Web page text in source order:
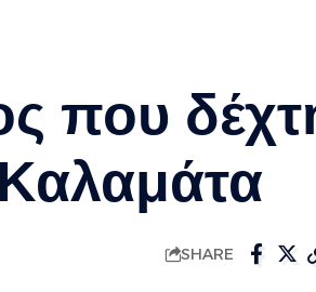
που
SHARE